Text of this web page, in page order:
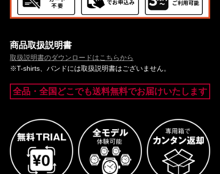
商品取扱説明書
取扱説明書のダウンロードはこちらから
※T-shirts、バンドには取扱説明書はございません。
全品・全国どこでも送料無料でお届けいたします